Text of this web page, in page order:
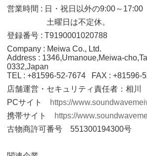
営業時間 : 日・祝日以外の9:00～17:00
土曜日は不定休。
登録番号 : T9190001020788
Company : Meiwa Co., Ltd.
Address : 1346,Umanoue,Meiwa-
0332,Japan
TEL : +81596-52-7674 FAX : +81596-
店舗運営・セキュリティ責任者：相
PCサイト
https://
携帯サイト
https://
古物商許可番号 551300194300号